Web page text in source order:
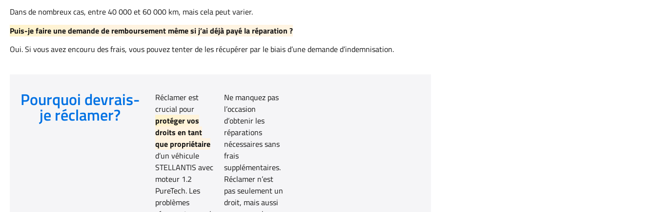
Dans de nombreux cas, entre 40 000 et 60 000 km, mais cela peut varier.
Puis-je faire une demande de remboursement même si j’ai déjà payé la réparation ?
Oui. Si vous avez encouru des frais, vous pouvez tenter de les récupérer par le biais d’une demande d’indemnisation.
Pourquoi devrais-
je réclamer?
Réclamer est
crucial pour
protéger vos
droits en tant
que propriétaire
d’un véhicule
STELLANTIS avec
moteur 1.2
PureTech. Les
problèmes
Ne manquez pas
l’occasion
d’obtenir les
réparations
nécessaires sans
frais
supplémentaires.
Réclamer n’est
pas seulement un
droit, mais aussi